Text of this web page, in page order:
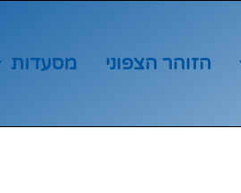
הזוהר הצפוני מסעדות